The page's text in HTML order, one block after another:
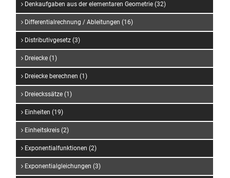
Denkaufgaben aus der elementaren Geometrie (32)
Differentialrechnung / Ableitungen (16)
Distributivgesetz (3)
Dreiecke (1)
Dreiecke berechnen (1)
Dreieckssätze (1)
Einheiten (19)
Einheitskreis (2)
Exponentialfunktionen (2)
Exponentialgleichungen (3)